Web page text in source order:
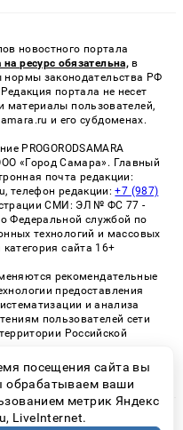
новостного портала
ресурс обязательна, в
нормы законодательства РФ
портала не несет
материалы пользователей,
и его субдоменах.
PROGORODSAMARA
«Город Самара». Главный
почта редакции:
телефон редакции:+7 (987)
СМИ: ЭЛ № ФС 77 -
Федеральной службой по
технологий и массовых
сайта 16+
рекомендательные
предоставления
и анализа
пользователей сети
Российской
рекомендательных
сети
«СМИ2» (PDF)
права защищены
посещения сайта вы
обрабатываем ваши
метрик Яндекс
LiveInternet.